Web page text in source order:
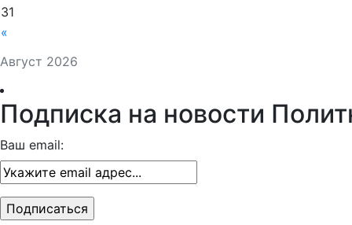
Август 2026
«
31
Подписка на новости
Ваш email: